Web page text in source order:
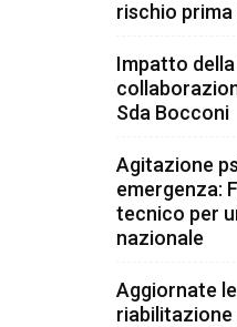
rischio prima
Impatto
Sda Bocconi
Agitazione
emergenza:
tecnico per
nazionale
Aggiornate
riabilitazione